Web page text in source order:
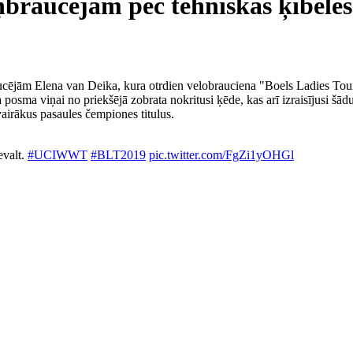
pēc tehniskas
Elena van Deika, kura otrdien velobrauciena "Boels Ladies
viņai no priekšējā zobrata nokritusi ķēde, kas arī izraisījusi
pasaules čempiones titulus.
#UCIWWT #BLT2019 pic.twitter.com/FgZi1yOHGl